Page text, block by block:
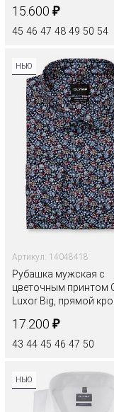
15.600 ₽
45 46 47 48 49 50 54
НЬЮ
Артикул: 14048418
Рубашка мужская с
цветочным принтом
Luxor Big, прямой
17.200 ₽
43 44 45 46 47 50
НЬЮ